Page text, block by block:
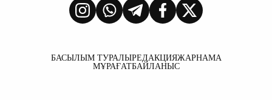
БАСЫЛЫМ ТУРАЛЫРЕДАКЦИЯЖАРНАМА
МҰРАҒАТБАЙЛАНЫС